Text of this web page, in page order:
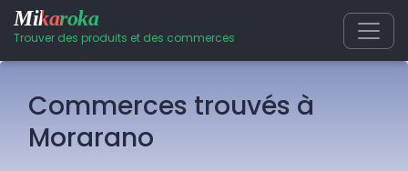
Mikaroka
Trouver des produits et des commerces
Commerces trouvés à
Morarano